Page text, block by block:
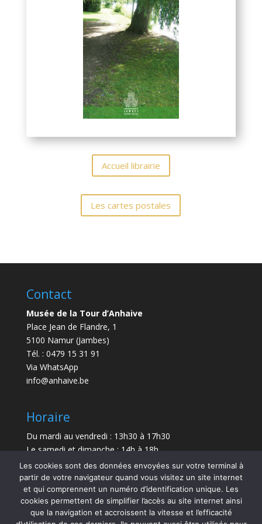
Accueil librairie
Les cartes postales
Contact
Musée de la Tour d’Anhaive
Place Jean de Flandre, 1
5100 Namur (Jambes)
Tél. : 0479 15 31 91
Via WhatsApp
info@anhaive.be
Horaire
Du mardi au vendredi : 13h30 à 17h30
Le samedi et dimanche : 14h à 18h
Durée de la visite : entre 30 minutes et 1 h
Le Musée sera exceptionnellement fermé le 21 juillet
et le 15 août 2026.
Les cookies sont des données envoyées sur votre terminal à
partir de votre navigateur quand vous visitez un site internet
et qui comprennent un numéro d’identification unique. Les
cookies permettent de simplifier l’accès au site internet ainsi
que la navigation et accroissent la vitesse et l’efficacité